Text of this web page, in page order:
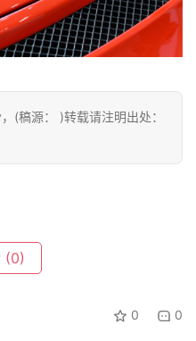
(稿源： )转载请注明出处：
(0)
0 0